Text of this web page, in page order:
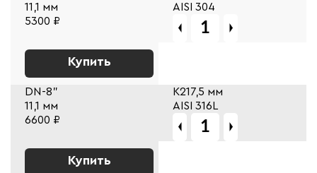
11,1 мм
AISI 304
5300 ₽
Купить
DN-8"
К217,5 мм
11,1 мм
AISI 316L
6600 ₽
Купить